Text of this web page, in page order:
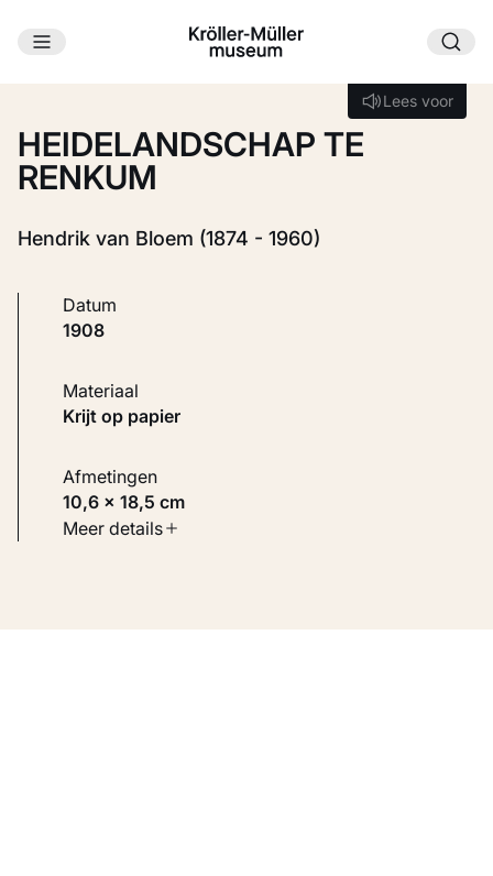
Ga naar hoofdinhoud
Lees voor
Lees voor
HEIDELANDSCHAP TE
RENKUM
Hendrik van Bloem (1874 - 1960)
Datum
1908
Materiaal
Krijt op papier
Afmetingen
10,6 × 18,5 cm
Soort werk
Meer details